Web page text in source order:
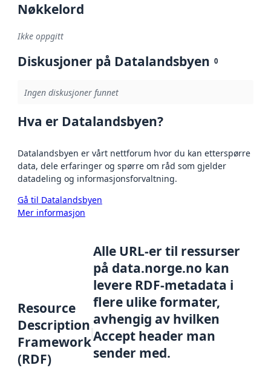
Nøkkelord
Ikke oppgitt
Diskusjoner på Datalandsbyen 0
Ingen diskusjoner funnet
Hva er Datalandsbyen?
Datalandsbyen er vårt nettforum hvor du kan etterspørre
data, dele erfaringer og spørre om råd som gjelder
datadeling og informasjonsforvaltning.
Gå til Datalandsbyen
Mer informasjon
Resource
Description
Framework
(RDF)
Alle URL-er til ressurser
på data.norge.no kan
levere RDF-metadata i
flere ulike formater,
avhengig av hvilken
Accept header man
sender med.